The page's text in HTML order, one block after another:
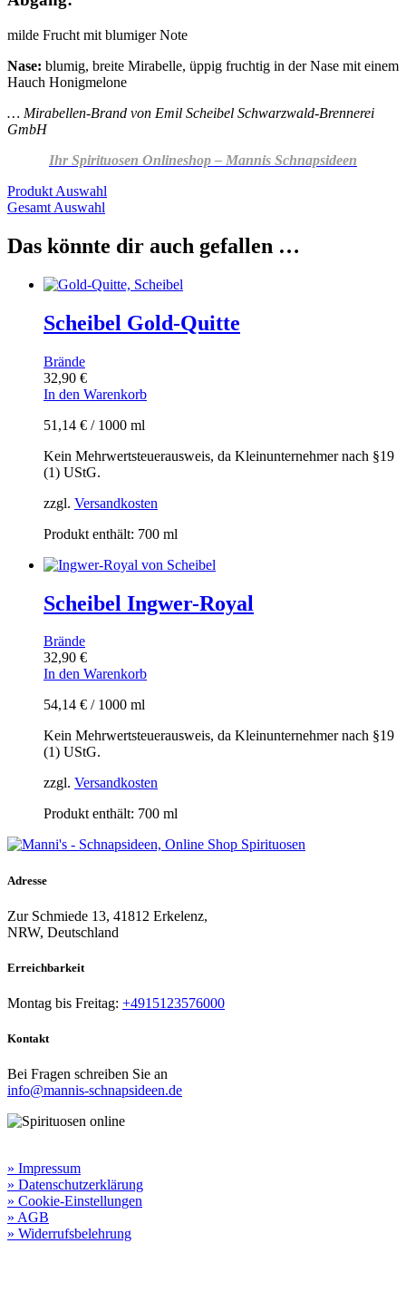
milde Frucht mit blumiger Note
Nase: blumig, breite Mirabelle, üppig fruchtig in der Nase mit einem
Hauch Honigmelone
… Mirabellen-Brand von Emil Scheibel Schwarzwald-Brennerei
GmbH
Ihr Spirituosen Onlineshop – Mannis Schnapsideen
Produkt Auswahl
Gesamt Auswahl
Das könnte dir auch gefallen …
Scheibel Gold-Quitte
Brände
32,90 €
In den Warenkorb
51,14 € / 1000 ml
Kein Mehrwertsteuerausweis, da Kleinunternehmer nach §19
(1) UStG.
zzgl. Versandkosten
Produkt enthält: 700 ml
Scheibel Ingwer-Royal
Brände
32,90 €
In den Warenkorb
54,14 € / 1000 ml
Kein Mehrwertsteuerausweis, da Kleinunternehmer nach §19
(1) UStG.
zzgl. Versandkosten
Produkt enthält: 700 ml
Adresse
Zur Schmiede 13, 41812 Erkelenz,
NRW, Deutschland
Erreichbarkeit​
Montag bis Freitag: +4915123576000
Kontakt
Bei Fragen schreiben Sie an
info@mannis-schnapsideen.de
» Impressum
» Datenschutzerklärung
» Cookie-Einstellungen
» AGB
» Widerrufsbelehrung